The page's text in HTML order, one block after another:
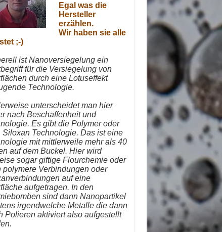
Egal was die
Hersteller
erzählen.
Wir haben sie alle
;-)
ist Nanoversiegelung ein
für die Versiegelung von
durch eine Lotuseffekt
Technologie.
unterscheidet man hier
nach Beschaffenheit und
Es gibt die Polymer oder
Siloxan Technologie. Das ist eine
mit mittlerweile mehr als 40
auf dem Buckel. Hier wird
sogar giftige Flourchemie oder
polymere Verbindungen oder
auf eine
aufgetragen. In den
sind dann Nanopartikel
irgendwelche Metalle die dann
Polieren aktiviert also aufgestellt